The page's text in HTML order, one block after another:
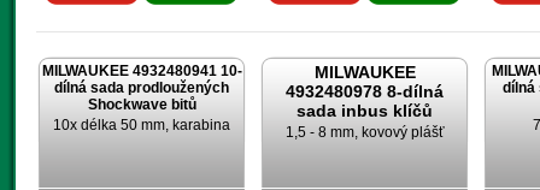
MILWAUKEE 4932480941 10-
dílná sada prodloužených
Shockwave bitů
10x délka 50 mm, karabina
MILWAUKEE
4932480978 8-dílná
sada inbus klíčů
1,5 - 8 mm, kovový plášť
dílná